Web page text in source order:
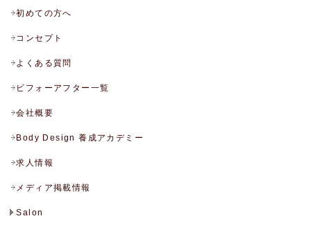
初めての方へ
コンセプト
よくある質問
ビフォーアフター一覧
会社概要
Body Design 養成アカデミー
求人情報
メディア掲載情報
Salon